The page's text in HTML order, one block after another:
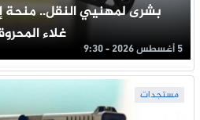
بشرى لمهنيي النقل.. منحة
غلاء
5 أغسطس 2026 - 9:30
مستجدات